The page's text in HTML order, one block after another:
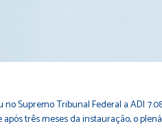
no Supremo Tribunal Federal a ADI
após três meses da instauração, o